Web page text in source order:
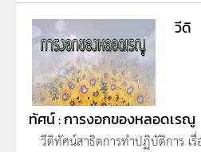
วีดิ
ทัศน์ : การงอกของหลอดเรณู
วีดิทัศน์สาธิตการทำปฏิบัติการ เ